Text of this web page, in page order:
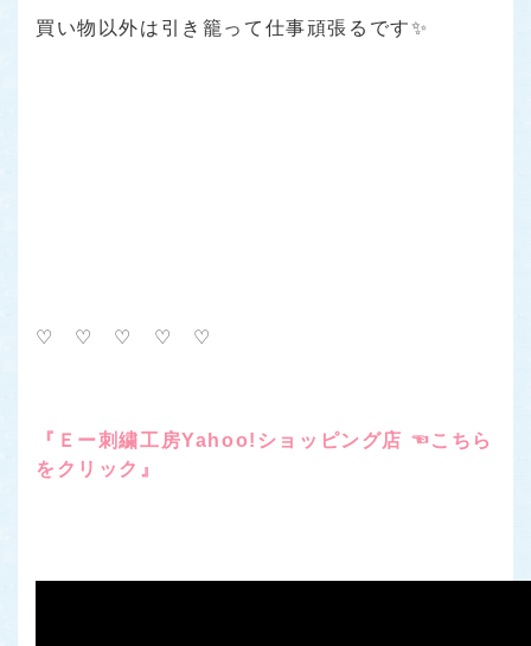
買い物以外は引き籠って仕事頑張るです✨
♡ ♡ ♡ ♡ ♡
『Ｅー刺繍工房Yahoo!ショッピング店 ☜こちら
をクリック』